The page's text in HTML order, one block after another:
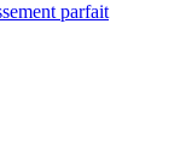
parfait